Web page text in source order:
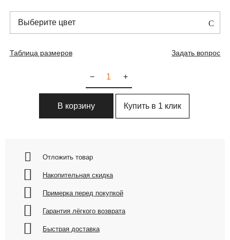
Выберите цвет
Таблица размеров Задать вопрос
+
−
В корзину Купить в 1 клик
Отложить товар
Накопительная скидка
Примерка перед покупкой
Гарантия лёгкого возврата
Быстрая доставка